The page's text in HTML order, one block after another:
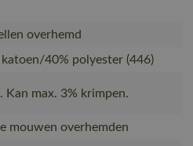
overhemd
katoen/40% polyester (446)
Kan max. 3% krimpen.
mouwen overhemden